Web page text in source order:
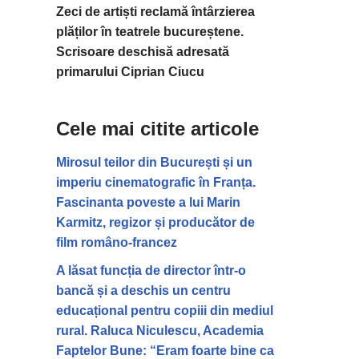
Zeci de artiști reclamă întârzierea
plăților în teatrele bucureștene.
Scrisoare deschisă adresată
primarului Ciprian Ciucu
Cele mai citite articole
Mirosul teilor din București și un
imperiu cinematografic în Franța.
Fascinanta poveste a lui Marin
Karmitz, regizor și producător de
film româno-francez
A lăsat funcția de director într-o
bancă și a deschis un centru
educațional pentru copiii din mediul
rural. Raluca Niculescu, Academia
Faptelor Bune: “Eram foarte bine ca